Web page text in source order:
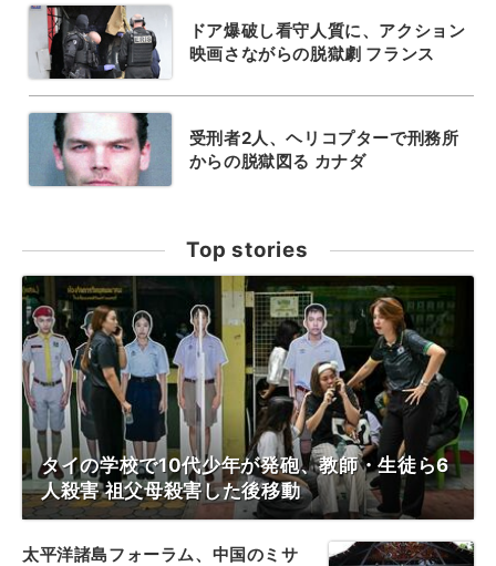
ドア爆破し看守人質に、アクション
映画さながらの脱獄劇 フランス
受刑者2人、ヘリコプターで刑務所
からの脱獄図る カナダ
Top stories
タイの学校で10代少年が発砲、教師・生徒ら6
人殺害 祖父母殺害した後移動
太平洋諸島フォーラム、中国のミサ